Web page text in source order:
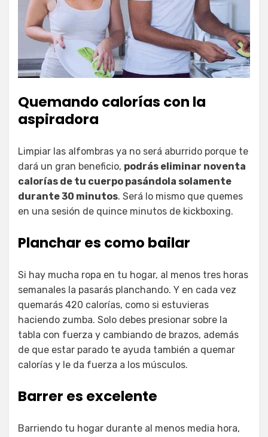
Quemando calorías con la
aspiradora
Limpiar las alfombras ya no será aburrido porque te
dará un gran beneficio, podrás eliminar noventa
calorías de tu cuerpo pasándola solamente
durante 30 minutos. Será lo mismo que quemes
en una sesión de quince minutos de kickboxing.
Planchar es como bailar
Si hay mucha ropa en tu hogar, al menos tres horas
semanales la pasarás planchando. Y en cada vez
quemarás 420 calorías, como si estuvieras
haciendo zumba. Solo debes presionar sobre la
tabla con fuerza y cambiando de brazos, además
de que estar parado te ayuda también a quemar
calorías y le da fuerza a los músculos.
Barrer es excelente
Barriendo tu hogar durante al menos media hora,